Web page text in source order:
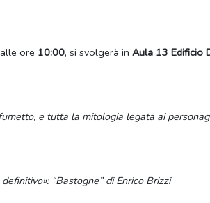
ore 10:00, si svolgerà in Aula 13 Edificio
e tutta la mitologia legata ai
“Bastogne” di Enrico Brizzi